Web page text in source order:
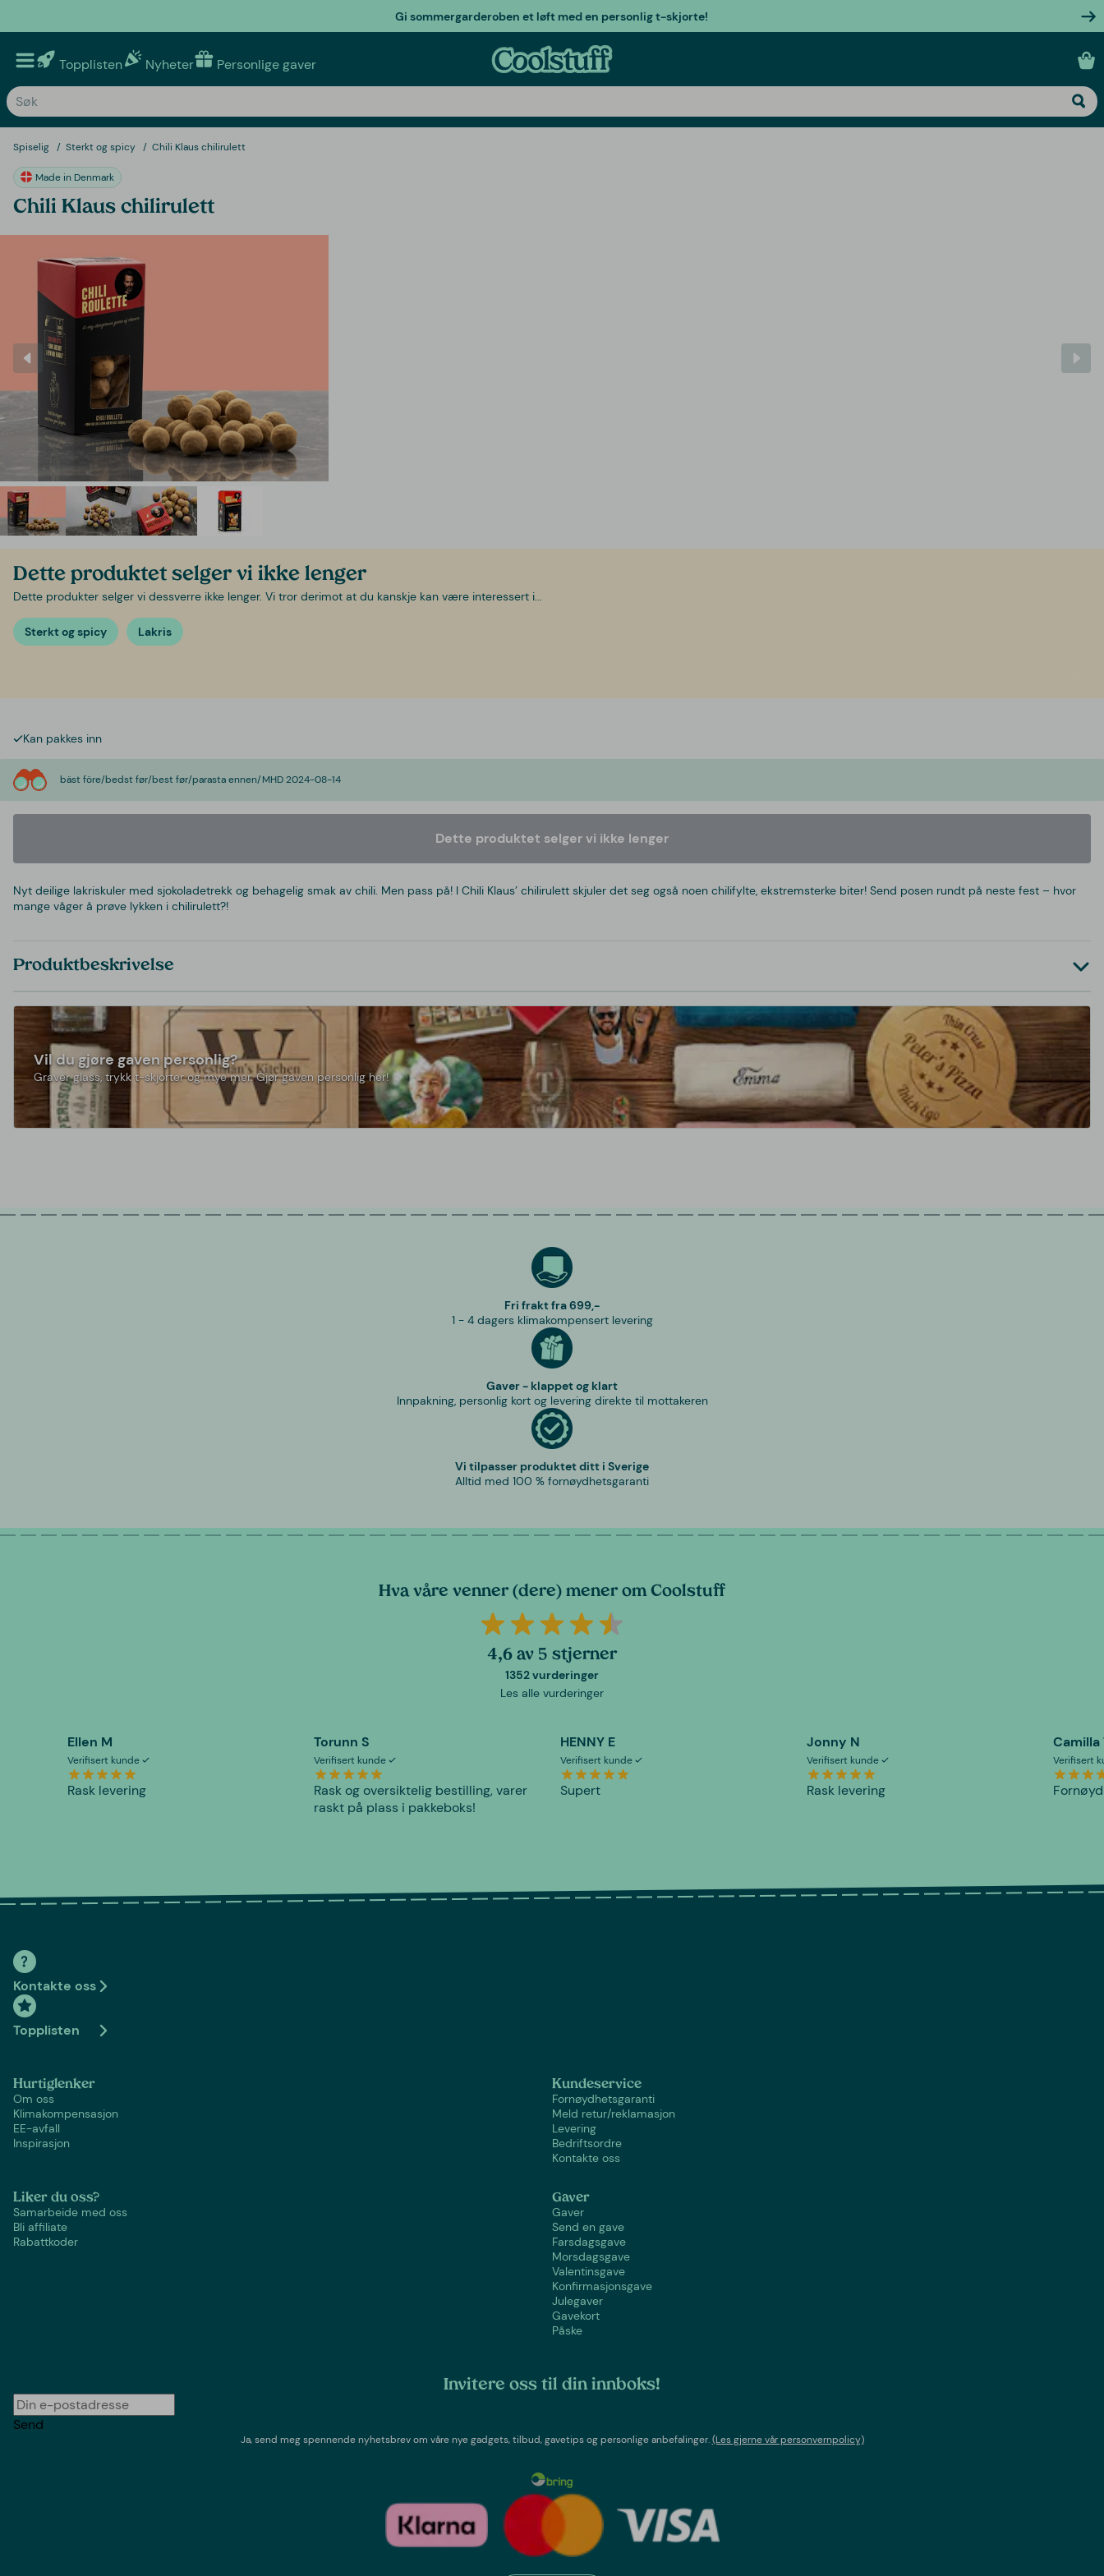
Gi sommergarderoben et løft med en personlig t-skjorte!
Topplisten Nyheter Personlige gaver
Spiselig Sterkt og spicy Chili Klaus chilirulett
Made in Denmark
Chili Klaus chilirulett
Dette produktet selger vi ikke lenger
Dette produkter selger vi dessverre ikke lenger. Vi tror derimot at du kanskje kan være interessert i...
Sterkt og spicy Lakris
Kan pakkes inn
bäst före/bedst før/best før/parasta ennen/MHD 2024-08-14
Dette produktet selger vi ikke lenger
Nyt deilige lakriskuler med sjokoladetrekk og behagelig smak av chili. Men pass på! I Chili Klaus’ chilirulett skjuler det seg også noen chilifylte, ekstremsterke biter! Send posen rundt på neste fest – hvor
mange våger å prøve lykken i chilirulett?!
Produktbeskrivelse
Vil du gjøre gaven personlig?
Graver glass, trykk t-skjorter og mye mer. Gjør gaven personlig her!
Fri frakt fra 699,-
1 - 4 dagers klimakompensert levering
Gaver - klappet og klart
Innpakning, personlig kort og levering direkte til mottakeren
Vi tilpasser produktet ditt i Sverige
Alltid med 100 % fornøydhetsgaranti
Hva våre venner (dere) mener om Coolstuff
4,6 av 5 stjerner
1352 vurderinger
Les alle vurderinger
Ellen M
Verifisert kunde
Rask levering
Torunn S
Verifisert kunde
Rask og oversiktelig bestilling, varer
raskt på plass i pakkeboks!
HENNY E
Verifisert kunde
Supert
Jonny N
Verifisert kunde
Rask levering
Camilla
Verifisert
Fornøyd
Kontakte oss
Topplisten
Hurtiglenker
Om oss
Klimakompensasjon
EE-avfall
Inspirasjon
Kundeservice
Fornøydhetsgaranti
Meld retur/reklamasjon
Levering
Bedriftsordre
Kontakte oss
Liker du oss?
Samarbeide med oss
Bli affiliate
Rabattkoder
Gaver
Gaver
Send en gave
Farsdagsgave
Morsdagsgave
Valentinsgave
Konfirmasjonsgave
Julegaver
Gavekort
Påske
Invitere oss til din innboks!
Send
Ja, send meg spennende nyhetsbrev om våre nye gadgets, tilbud, gavetips og personlige anbefalinger.(Les gjerne vår personvernpolicy)